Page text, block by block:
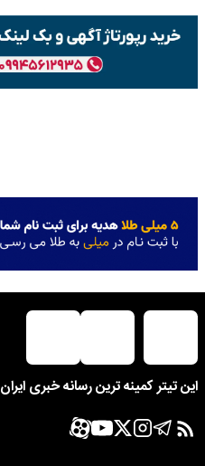
این تیتر کمینه ترین رسانه خبری ایران